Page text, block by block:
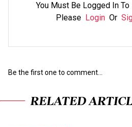
You Must Be Logged In
Please Login Or
Be the first one to comment...
RELATED